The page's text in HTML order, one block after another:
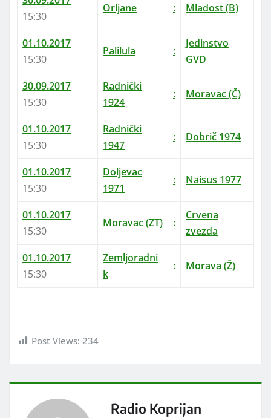
15:30
Orljane : Mladost (B)
01.10.2017
15:30
Palilula :
Jedinstvo
GVD
30.09.2017
15:30
Radnički
1924
: Moravac (Č)
01.10.2017
15:30
Radnički
1947
: Dobrič 1974
01.10.2017
15:30
Doljevac
1971
: Naisus 1977
01.10.2017
15:30
Moravac (ZT) :
Crvena
zvezda
01.10.2017
15:30
Zemljoradni
k
: Morava (Ž)
Post Views: 234
Radio Koprijan